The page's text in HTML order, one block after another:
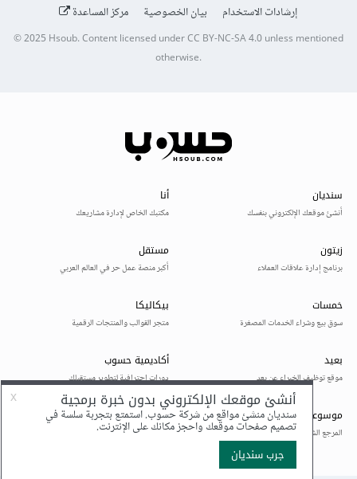
إرشادات الاستخدام
بيان الخصوصية مركز المساعدة
© 2025Hsoub.Content licensed underCC BY-NC-SA 4.0unless mentioned
otherwise.